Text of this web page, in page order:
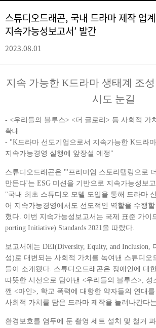
스튜디오드래곤, 국내 드라마 제작 업
지속가능성보고서′ 발간
2023.08.01
지속 가능한 K드라마 생태계 조
시도 눈길
- <우리들의 블루스> <더 글로리> 등 사회적 가
확대
- "K드라마 선도기업으로서 지속가능한 K드라
지속가능경영 실행에 앞장설 예정"
스튜디오드래곤은 "'프리미엄 스토리텔링으로
만든다'는 ESG 미션을 기반으로 지속가능성보고
"국내 최초 스튜디오 모델 도입을 통해 드라마
어 지속가능경영에서도 선도적인 역할을 수행
혔다. 이번 지속가능성보고서는 국제 표준 가이
porting Initiative) Standards 2021을 따랐다.
보고서에는 DEI(Diversity, Equity, and Inclusion,
성)로 대변되는 사회적 가치를 녹여낸 스튜디오
들이 소개됐다. 스튜디오드래곤은 장애인에 대
따뜻한 시선으로 담아낸 <우리들의 블루스>, 성
깬 <마인>, 학교 폭력에 대항한 약자들의 연대
사회적 가치를 담은 드라마 제작을 늘려나간다
환경보호를 염두에 둔 촬영 세트 설치 및 철거